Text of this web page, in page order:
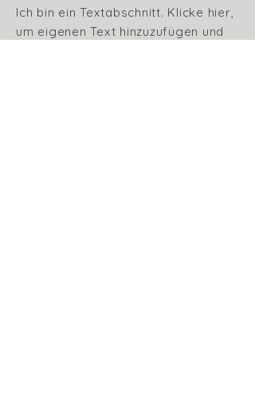
Ich bin ein Textabschnitt. Klicke hier,
um eigenen Text hinzuzufügen und